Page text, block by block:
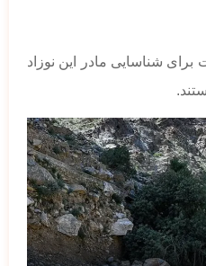
شناسایی مادر این نوزاد